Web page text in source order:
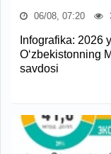
06/08, 07:20
Infografika: 2026
O‘zbekistonning
savdosi